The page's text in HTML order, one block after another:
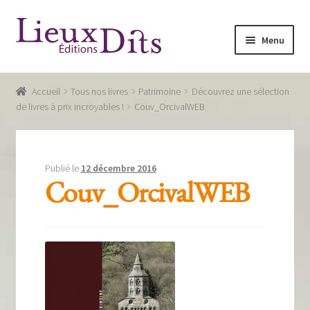
Aller
à
navigation
Aller
au
Menu
Accueil
Commande
Conditions générales de vente
Glossaire
Mentions légales / Données personnelles
Recevoir notre newsletter
Accueil Tous nos livres Patrimoine
Découvrez une sélection
de livres à prix incroyables !
Couv_OrcivalWEB
Publié le 12 décembre 2016
Couv_OrcivalWEB